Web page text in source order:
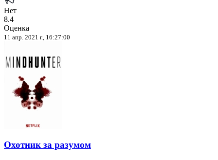
Нет
8.4
Оценка
11 апр. 2021 г., 16:27:00
Охотник за разумом